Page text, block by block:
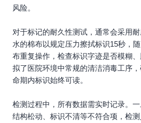
风险。
对于标记的耐久性测试，通常会采用
水的棉布以规定压力擦拭标识15秒，
布重复操作，检查标识字迹是否模糊
拟了医院环境中常规的清洁消毒工序
命期内标识始终可读。
检测过程中，所有数据需实时记录。一
结构松动、标识不清等不符合项，检测